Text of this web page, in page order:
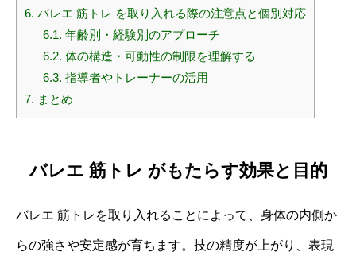
6. バレエ 筋トレ を取り入れる際の注意点と個別対応
6.1. 年齢別・経験別のアプローチ
6.2. 体の構造・可動性の制限を理解する
6.3. 指導者やトレーナーの活用
7. まとめ
バレエ 筋トレ がもたらす効果と目的
バレエ 筋トレを取り入れることによって、身体の内側か
らの強さや安定感が育ちます。技の精度が上がり、表現